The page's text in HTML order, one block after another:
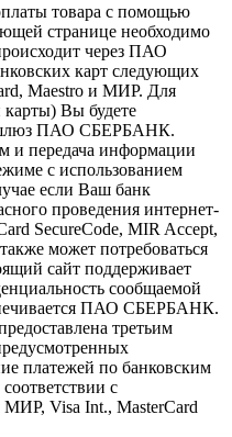
товара с помощью
странице необходимо
через ПАО
карт следующих
Maestro и МИР. Для
Вы будете
шлюз ПАО СБЕРБАНК.
и передача информации
с использованием
если Ваш банк
проведения интернет-
SecureCode, MIR Accept,
может потребоваться
сайт поддерживает
сообщаемой
ПАО СБЕРБАНК.
третьим
платежей по банковским
с
Visa Int., MasterCard